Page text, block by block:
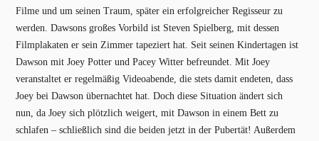
Filme und um seinen Traum, später ein erfolgreicher Regisseur zu
werden. Dawsons großes Vorbild ist Steven Spielberg, mit dessen
Filmplakaten er sein Zimmer tapeziert hat. Seit seinen Kindertagen ist
Dawson mit Joey Potter und Pacey Witter befreundet. Mit Joey
veranstaltet er regelmäßig Videoabende, die stets damit endeten, dass
Joey bei Dawson übernachtet hat. Doch diese Situation ändert sich
nun, da Joey sich plötzlich weigert, mit Dawson in einem Bett zu
schlafen – schließlich sind die beiden jetzt in der Pubertät! Außerdem